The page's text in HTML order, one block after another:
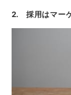
2. 採用はマー